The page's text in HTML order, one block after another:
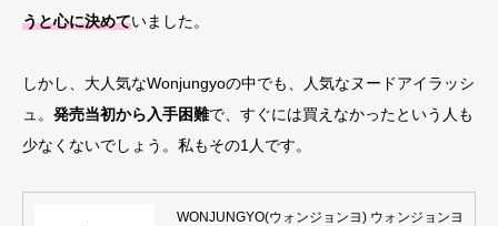
うと心に決めていました。
しかし、大人気なWonjungyoの中でも、人気なヌードアイラッシ
ュ。 発売当初から入手困難で、すぐには買えなかったという人も
少なくないでしょう。私もその1人です。
WONJUNGYO(ウォンジョンヨ) ウォンジョンヨ